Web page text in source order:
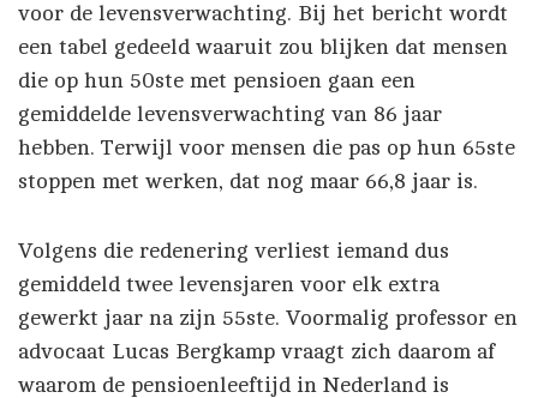
voor de levensverwachting. Bij het bericht wordt
een tabel gedeeld waaruit zou blijken dat mensen
die op hun 50ste met pensioen gaan een
gemiddelde levensverwachting van 86 jaar
hebben. Terwijl voor mensen die pas op hun 65ste
stoppen met werken, dat nog maar 66,8 jaar is.
Volgens die redenering verliest iemand dus
gemiddeld twee levensjaren voor elk extra
gewerkt jaar na zijn 55ste. Voormalig professor en
advocaat Lucas Bergkamp vraagt zich daarom af
waarom de pensioenleeftijd in Nederland is